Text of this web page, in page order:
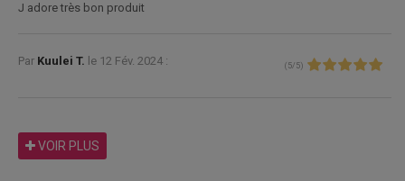
J adore très bon produit
Par Kuulei T. le 12 Fév. 2024 : ( 5/ 5)
VOIR PLUS